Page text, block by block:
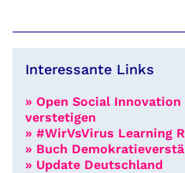
Interessante Links
» Open Social
verstetigen
» #WirVsVirus Learning
» Buch
» Update Deutschland